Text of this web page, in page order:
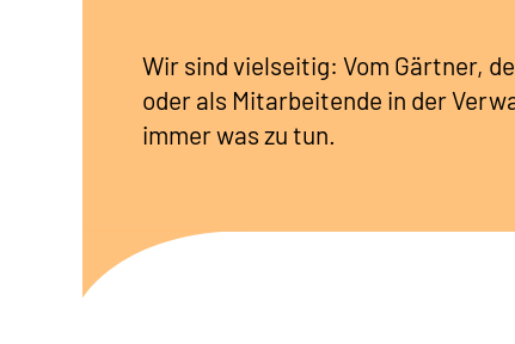
Wir sind vielseitig: Vom Gärtner,
oder als Mitarbeitende in der
immer was zu tun.